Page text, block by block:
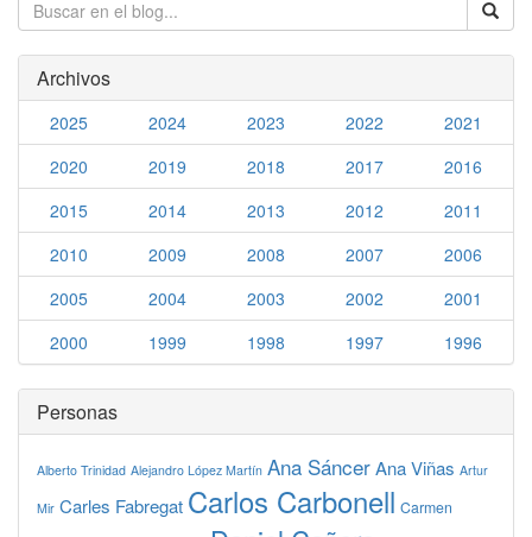
Archivos
2025 2024 2023 2022
2021
2020
2019 2018 2017
2016
2015
2014 2013 2012
2011
2010
2009 2008 2007
2006
2005
2004 2003 2002
2001
2000
1999 1998 1997 1996
Personas
Alberto Trinidad Alejandro López Martín Ana SáncerAna Viñas Artur
Mir Carles Fabregat Carlos Carbonell Carmen